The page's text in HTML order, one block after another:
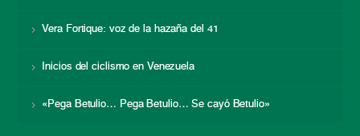
Vera Fortique: voz de la hazaña del 41
Inicios del ciclismo en Venezuela
«Pega Betulio… Pega Betulio… Se cayó Betulio»